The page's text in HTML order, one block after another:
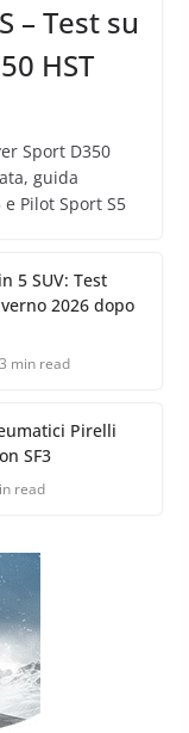
– Test su
HST
Sport D350
guida
Pilot Sport S5
5 SUV: Test
2026 dopo
min read
Pirelli
SF3
read